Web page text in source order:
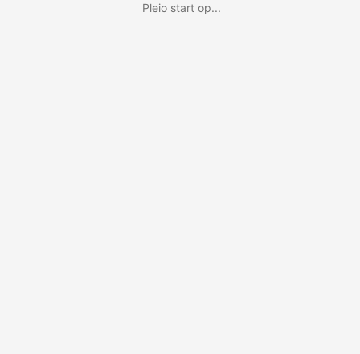
Pleio start op...